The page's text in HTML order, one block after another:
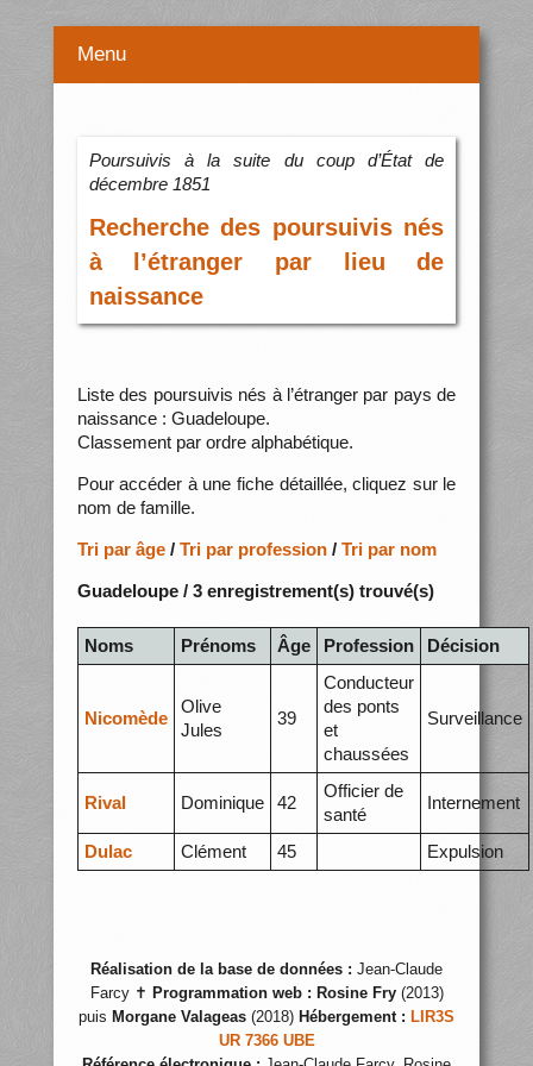
Menu
Poursuivis à la suite du coup d’État de
décembre 1851
Recherche des poursuivis nés
à l’étranger par lieu de
naissance
Liste des poursuivis nés à l’étranger par pays de
naissance : Guadeloupe.
Classement par ordre alphabétique.
Pour accéder à une fiche détaillée, cliquez sur le
nom de famille.
Tri par âge/ Tri par profession/ Tri par nom
Guadeloupe / 3 enregistrement(s) trouvé(s)
Noms Prénoms Âge Profession Décision
Nicomède
Olive
Jules
39
Conducteur
des ponts
et
chaussées
Surveillance
Rival Dominique 42
Officier de
santé
Internement
Dulac Clément 45 Expulsion
Réalisation de la base de données : Jean-Claude
Farcy ✝ Programmation web : Rosine Fry(2013)
puis Morgane Valageas (2018) Hébergement : LIR3S
UR 7366 UBE